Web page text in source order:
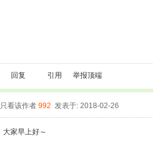
回复 引用 举报顶端
只看该作者 992 发表于: 2018-02-26
大家早上好～